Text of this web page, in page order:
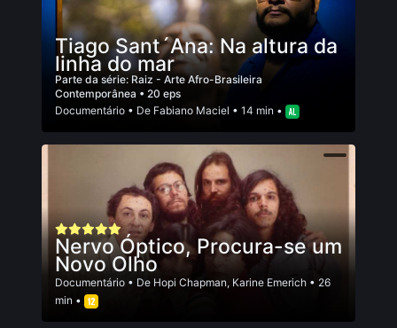
Tiago Sant´Ana: Na altura da
linha do mar
Parte da série: Raiz - Arte Afro-Brasileira
Contemporânea • 20 eps
Documentário • De Fabiano Maciel • 14 min •
Nervo Óptico, Procura-se um
Novo Olho
Documentário • De Hopi Chapman, Karine Emerich • 26
min •